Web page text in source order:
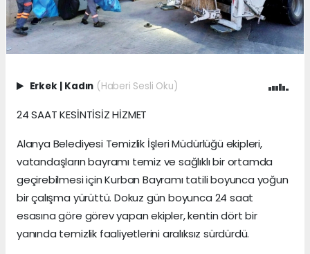
Erkek | Kadın (Haberi Sesli Oku)
24 SAAT KESİNTİSİZ HİZMET
Alanya Belediyesi Temizlik İşleri Müdürlüğü ekipleri,
vatandaşların bayramı temiz ve sağlıklı bir ortamda
geçirebilmesi için Kurban Bayramı tatili boyunca yoğun
bir çalışma yürüttü. Dokuz gün boyunca 24 saat
esasına göre görev yapan ekipler, kentin dört bir
yanında temizlik faaliyetlerini aralıksız sürdürdü.